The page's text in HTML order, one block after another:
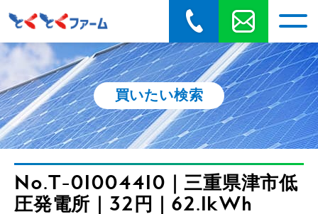
買いたい検索
No.T-01004410｜三重県津市低
圧発電所｜32円｜62.1kWh